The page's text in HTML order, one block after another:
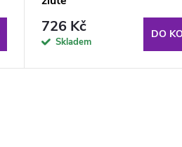
726 Kč
Skladem
DO